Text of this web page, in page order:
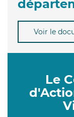
Voir le
Le